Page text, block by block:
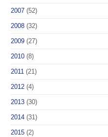
2007 (52)
2008 (32)
2009 (27)
2010 (8)
2011 (21)
2012 (4)
2013 (30)
2014 (31)
2015 (2)